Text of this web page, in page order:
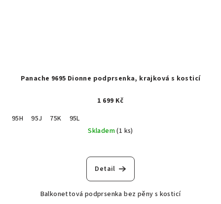
Panache 9695 Dionne podprsenka, krajková s kosticí
1 699 Kč
95H
95J 75K
95L
Skladem(1 ks)
Detail
Balkonettová podprsenka bez pěny s kosticí